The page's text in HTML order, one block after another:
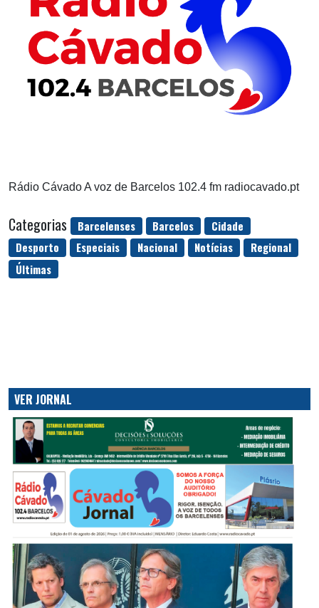
Rádio Cávado A voz de Barcelos 102.4 fm radiocavado.pt
Categorias Barcelenses Barcelos
Cidade
Desporto
Especiais Nacional Notícias
Regional
Últimas
VER JORNAL